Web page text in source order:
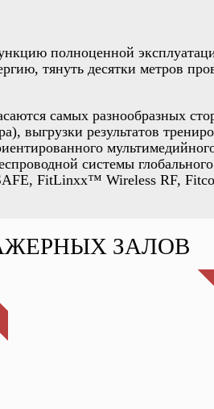
полноценной
тянуть десятки метров
самых разнообразных
выгрузки результатов
системы
FitLinxx™ Wireless RF,
ЗАЛОВ